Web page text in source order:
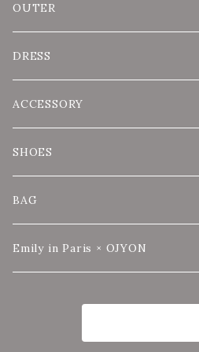
OUTER
DRESS
ACCESSORY
SHOES
BAG
Emily in Paris × OJYON